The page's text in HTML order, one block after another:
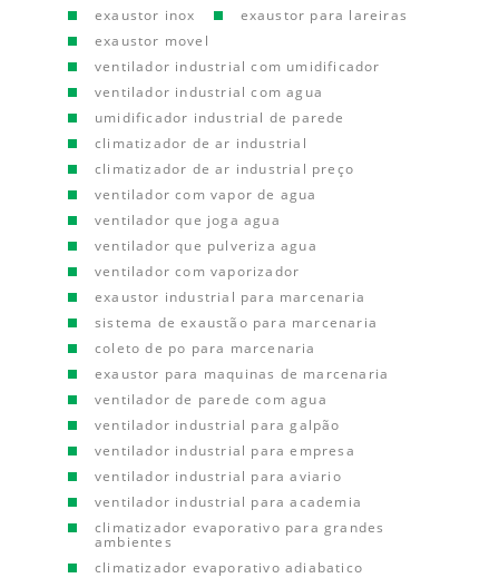
exaustor inox
exaustor para lareiras
exaustor movel
ventilador industrial com umidificador
ventilador industrial com agua
umidificador industrial de parede
climatizador de ar industrial
climatizador de ar industrial preço
ventilador com vapor de agua
ventilador que joga agua
ventilador que pulveriza agua
ventilador com vaporizador
exaustor industrial para marcenaria
sistema de exaustão para marcenaria
coleto de po para marcenaria
exaustor para maquinas de marcenaria
ventilador de parede com agua
ventilador industrial para galpão
ventilador industrial para empresa
ventilador industrial para aviario
ventilador industrial para academia
climatizador evaporativo para grandes
ambientes
climatizador evaporativo adiabatico